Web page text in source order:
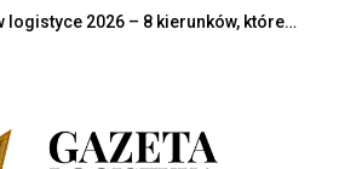
2026 – 8 kierunków, które…